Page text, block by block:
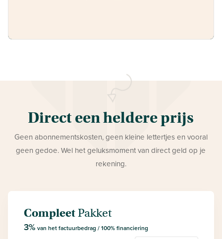
Direct een heldere prijs
Geen abonnementskosten, geen kleine lettertjes en vooral
geen gedoe. Wel het geluksmoment van direct geld op je
rekening.
CompleetPakket
3% van het factuurbedrag / 100% financiering